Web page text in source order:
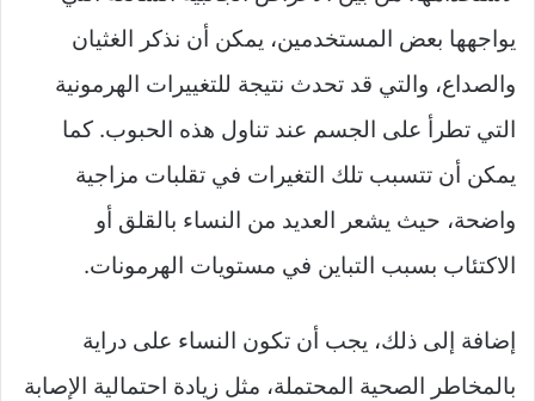
يواجهها بعض المستخدمين، يمكن أن نذكر الغثيان
والصداع، والتي قد تحدث نتيجة للتغييرات الهرمونية
التي تطرأ على الجسم عند تناول هذه الحبوب. كما
يمكن أن تتسبب تلك التغيرات في تقلبات مزاجية
واضحة، حيث يشعر العديد من النساء بالقلق أو
الاكتئاب بسبب التباين في مستويات الهرمونات.
إضافة إلى ذلك، يجب أن تكون النساء على دراية
بالمخاطر الصحية المحتملة، مثل زيادة احتمالية الإصابة